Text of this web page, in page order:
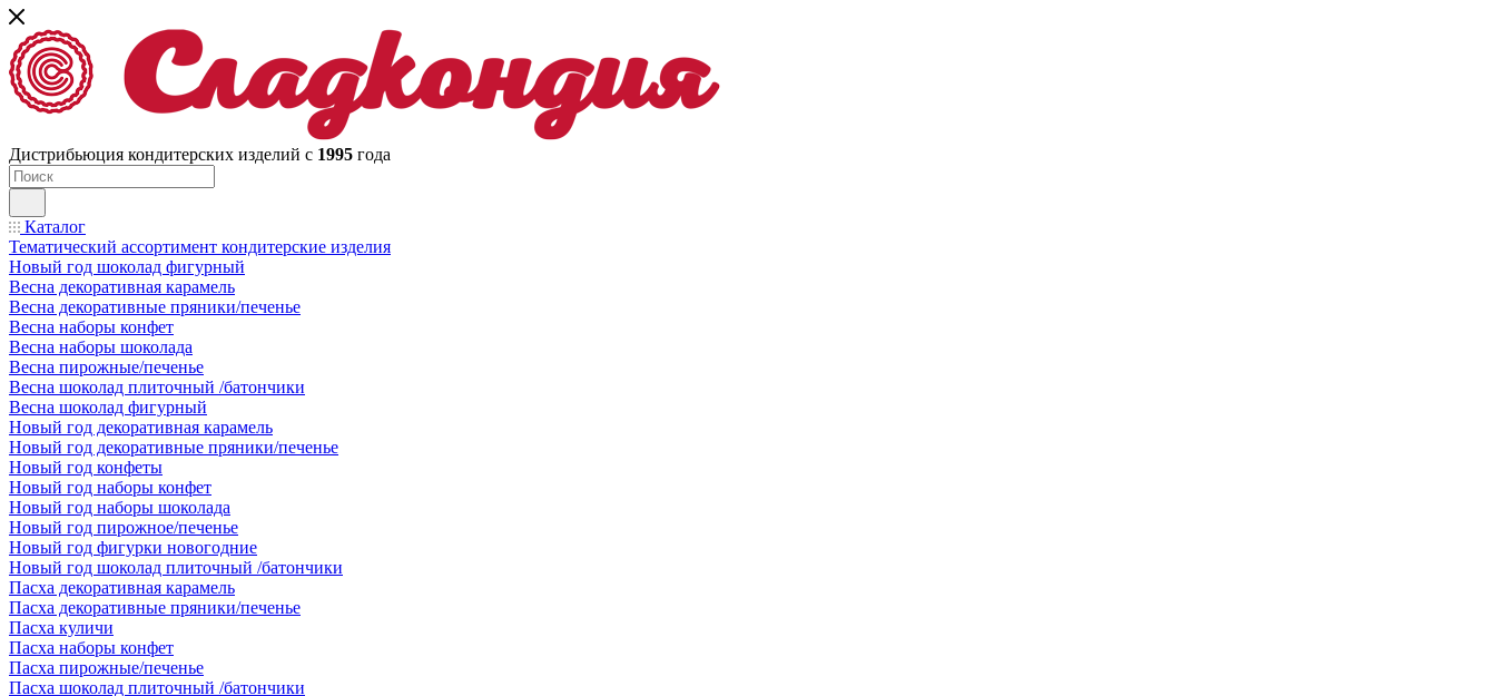
Дистрибьюция кондитерских изделий с 1995 года
Каталог
Тематический ассортимент кондитерские изделия
Новый год шоколад фигурный
Весна декоративная карамель
Весна декоративные пряники/печенье
Весна наборы конфет
Весна наборы шоколада
Весна пирожные/печенье
Весна шоколад плиточный /батончики
Весна шоколад фигурный
Новый год декоративная карамель
Новый год декоративные пряники/печенье
Новый год конфеты
Новый год наборы конфет
Новый год наборы шоколада
Новый год пирожное/печенье
Новый год фигурки новогодние
Новый год шоколад плиточный /батончики
Пасха декоративная карамель
Пасха декоративные пряники/печенье
Пасха куличи
Пасха наборы конфет
Пасха пирожные/печенье
Пасха шоколад плиточный /батончики